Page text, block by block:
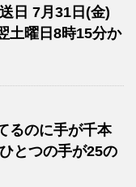
日 7月31日(金)
土曜日8時15分か
るのに手が千本
とつの手が25の